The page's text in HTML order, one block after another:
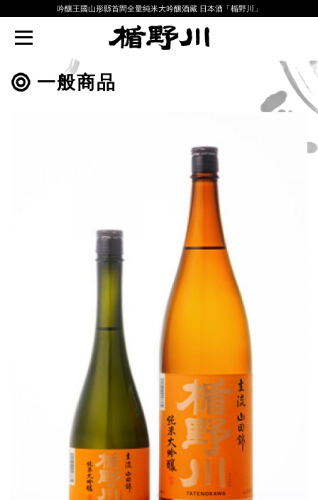
吟釀王國山形縣首間全量純米大吟釀酒藏 日本酒「楯野川」
一般商品